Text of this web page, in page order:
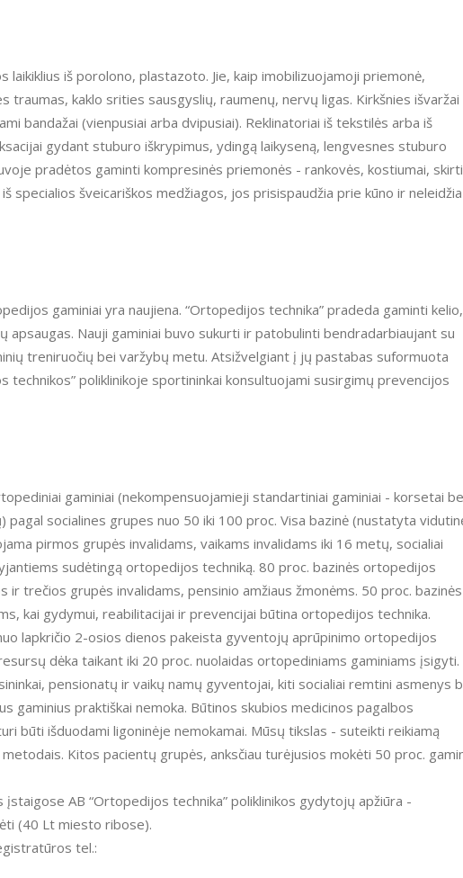
laikiklius iš porolono, plastazoto. Jie, kaip imobilizuojamoji priemonė,
traumas, kaklo srities sausgyslių, raumenų, nervų ligas. Kirkšnies išvaržai
bandažai (vienpusiai arba dvipusiai). Reklinatoriai iš tekstilės arba iš
gydant stuburo iškrypimus, ydingą laikyseną, lengvesnes stuburo
pradėtos gaminti kompresinės priemonės - rankovės, kostiumai, skirti
specialios šveicariškos medžiagos, jos prisispaudžia prie kūno ir neleidžia
gaminiai yra naujiena. “Ortopedijos technika” pradeda gaminti kelio,
apsaugas. Nauji gaminiai buvo sukurti ir patobulinti bendradarbiaujant su
treniruočių bei varžybų metu. Atsižvelgiant į jų pastabas suformuota
technikos” poliklinikoje sportininkai konsultuojami susirgimų prevencijos
gaminiai (nekompensuojamieji standartiniai gaminiai - korsetai
socialines grupes nuo 50 iki 100 proc. Visa bazinė (nustatyta
pirmos grupės invalidams, vaikams invalidams iki 16 metų, socialiai
sudėtingą ortopedijos techniką. 80 proc. bazinės ortopedijos
ir trečios grupės invalidams, pensinio amžiaus žmonėms. 50 proc. bazinės
kai gydymui, reabilitacijai ir prevencijai būtina ortopedijos technika.
lapkričio 2-osios dienos pakeista gyventojų aprūpinimo ortopedijos
dėka taikant iki 20 proc. nuolaidas ortopediniams gaminiams įsigyti.
pensionatų ir vaikų namų gyventojai, kiti socialiai remtini asmenys
gaminius praktiškai nemoka. Būtinos skubios medicinos pagalbos
būti išduodami ligoninėje nemokamai. Mūsų tikslas - suteikti reikiamą
Kitos pacientų grupės, anksčiau turėjusios mokėti 50 proc.
AB “Ortopedijos technika” poliklinikos gydytojų apžiūra -
(40 Lt miesto ribose).
tel.: